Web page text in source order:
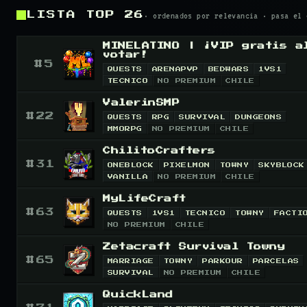
LISTA TOP 26 · ordenados por relevancia · pasa
# 5
MINELATINO | ¡VIP gratis al
votar!
QUESTS ARENAPVP BEDWARS 1VS1
TECNICO NO PREMIUM CHILE
▸ MINELATINO | ¡VIP GRATIS AL VOTAR!Si estas
diferente, entonces MineLatino Network es el
probar; contamos con una enorme variedad de
no fuese suficiente, también implementamos
contamos con eventos todos los fines de semana.
PAÍS
Chile
# 22
ValerinSMP
QUESTS RPG SURVIVAL DUNGEONS
MMORPG NO PREMIUM CHILE
▸ MOTD
▸ VALERINSMP✨ ValerinSMP ✨Un servidor
del survival clásico. Descubre mecánicas
una comunidad activa que hará tu experiencia
96.0%
PAÍS
Chile
# 31
ChilitoCrafters
ONEBLOCK PIXELMON TOWNY SKYBLOCK
VANILLA NO PREMIUM CHILE
▸ MOTD
▸ CHILITOCRAFTERSSurvival - Oneblock -
UPTIME
Chile
# 63
MyLifeCraft
QUESTS 1VS1 TECNICO TOWNY
NO PREMIUM CHILE
▸ MYLIFECRAFT🌿 ¡Bienvenido a MyLifeCraft!*🌿
servidor… es un mundo vivo, en constante
# 65
Zetacraft Survival Towny
MARRIAGE TOWNY PARKOUR PARCELAS
SURVIVAL NO PREMIUM CHILE
▸ MOTD
QuickLand